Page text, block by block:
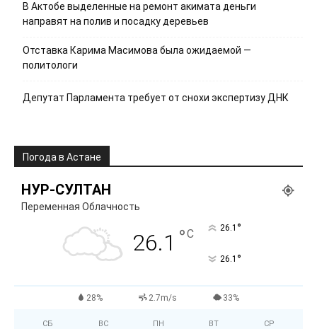
В Актобе выделенные на ремонт акимата деньги
направят на полив и посадку деревьев
Отставка Карима Масимова была ожидаемой —
политологи
Депутат Парламента требует от снохи экспертизу ДНК
Погода в Астане
НУР-СУЛТАН
Переменная Облачность
26.1 °C 26.1 °
26.1 °
28% 2.7m/s 33%
СБ ВС ПН ВТ СР